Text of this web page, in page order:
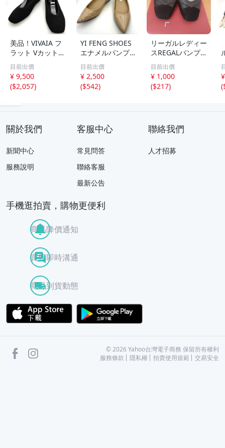
美品！VIVAIA フ
ラット Vカット
ニット 23.5 黒 パ
ンプス スクエア
目前出價
¥ 9,500
($2,057)
YI FENG SHOES
エナメルパンプス
ベージュ ポイン
テッドトゥ 24
目前出價
¥ 2,500
($542)
リーガルレディー
スREGALパンプ
ス２３cm黒
目前出價
¥ 1,000
($217)
(
關於我們
新聞中心
服務說明
客服中心
常見問答
聯絡客服
最新公告
聯絡我們
人才招募
手機逛拍賣，購物更便利
商品降價通知
買賣即時溝通
商品到貨動態
APP Store
facebook ©2026 Yahoo台灣電子商務 保留所有權利
服務條款
隱私權 拍賣使用規範 交易安全